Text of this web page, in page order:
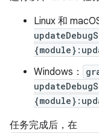
Linux 和
Windows：
任务完成后，在